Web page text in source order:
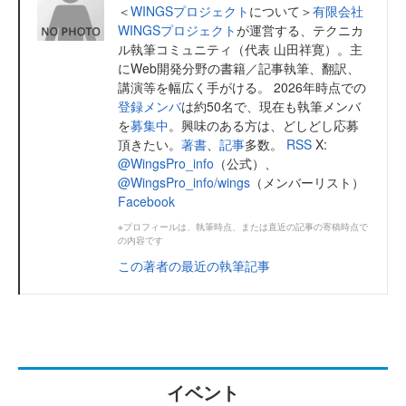
＜WINGSプロジェクト について＞有限会社
WINGSプロジェクトが運営する、テクニカ
ル執筆コミュニティ（代表 山田祥寛）。主
にWeb開発分野の書籍／記事執筆、翻訳、
講演等を幅広く手がける。 2026年時点での
登録メンバは約50名で、現在も執筆メンバ
を募集中。興味のある方は、どしどし応募
頂きたい。 著書 記事多数。 RSS X:
@WingsPro_info （公式）、
@WingsPro_info/wings （メンバーリスト）
Facebook
※プロフィールは、執筆時点、または直近の記事の寄稿時点で
の内容です
この著者の最近の執筆記事
イベント